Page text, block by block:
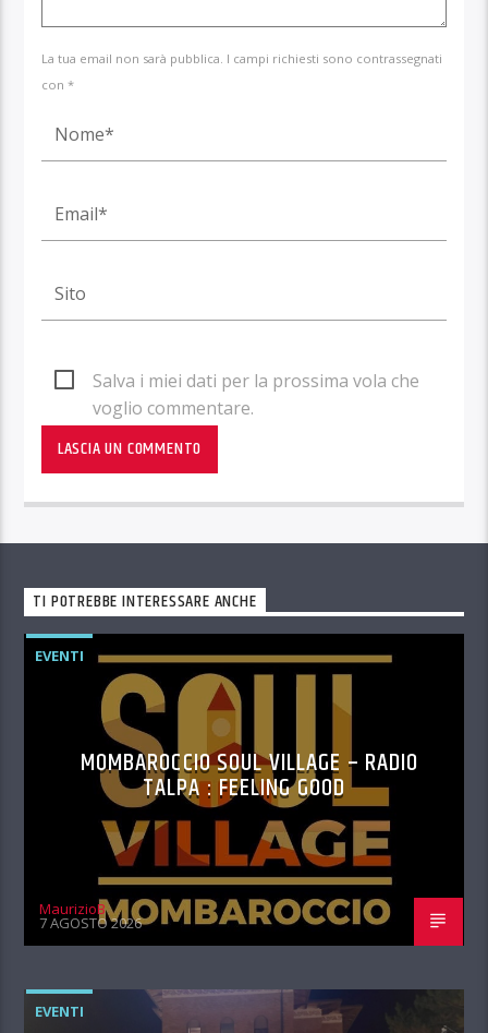
La tua email non sarà pubblica. I campi richiesti sono contrassegnati
con *
Salva i miei dati per la prossima vola che
voglio commentare.
TI POTREBBE INTERESSARE ANCHE
EVENTI
MOMBAROCCIO SOUL VILLAGE – RADIO
TALPA : FEELING GOOD
MaurizioB
7 AGOSTO 2026
EVENTI